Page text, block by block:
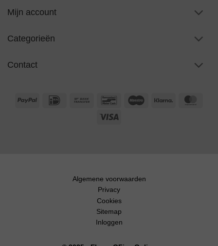
Mijn account
Categorieën
Contact
PayPal IDeal
Bank
BancontactMaestro Klarna
Algemene voorwaarden
Privacy
Cookies
Sitemap
Inloggen